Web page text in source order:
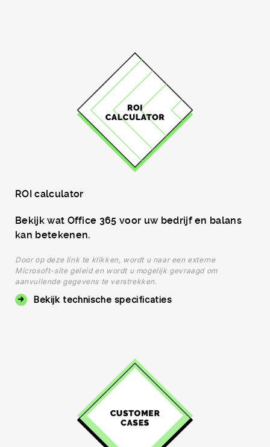
ROI calculator
Bekijk wat Office 365 voor uw bedrijf en balans
kan betekenen.
Door op deze link te klikken, wordt u naar een externe
Microsoft-site geleid en wordt u mogelijk gevraagd om
aanvullende gegevens te verstrekken.
Bekijk technische specificaties